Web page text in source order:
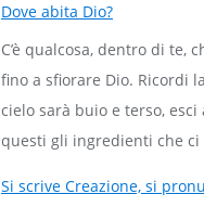
Dove abita Dio?
C’è qualcosa, dentro di te,
fino a sfiorare Dio. Ricordi
cielo sarà buio e terso,
questi gli ingredienti che
Si scrive Creazione, si